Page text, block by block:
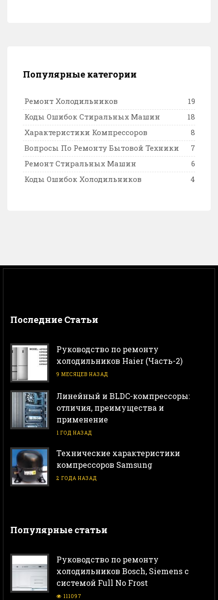
Популярные категории
Ремонт Холодильников
19
Коды Ошибок Стиральных Машин
18
Характеристики Компрессоров
8
Вопросы По Ремонту Бытовой Техники
7
Ремонт Стиральных Машин
6
Коды Ошибок Холодильников
4
Последние Статьи
Руководство по ремонту
холодильников Haier (Часть-2)
9 МЕСЯЦЕВ НАЗАД
Линейный и BLDC-компрессоры:
отличия, преимущества и
применение
1 ГОД НАЗАД
Технические характеристики
компрессоров Samsung
2 ГОДА НАЗАД
Популярные статьи
Руководство по ремонту
холодильников Bosch, Siemens с
системой Full No Frost
111097